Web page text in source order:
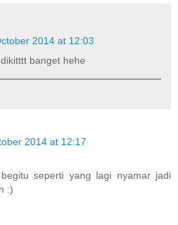
2014 at 12:03
banget hehe
2014 at 12:17
seperti yang lagi nyamar jadi
:)